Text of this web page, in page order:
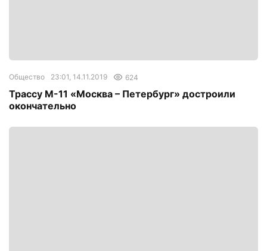
Общество 23:01, 14.11.2019 624
Трассу М-11 «Москва – Петербург» достроили
окончательно